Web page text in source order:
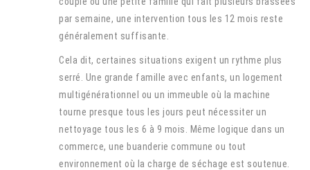
par semaine, une intervention tous les 12 mois reste
généralement suffisante.
Cela dit, certaines situations exigent un rythme plus
serré. Une grande famille avec enfants, un logement
multigénérationnel ou un immeuble où la machine
tourne presque tous les jours peut nécessiter un
nettoyage tous les 6 à 9 mois. Même logique dans un
commerce, une buanderie commune ou tout
environnement où la charge de séchage est soutenue.